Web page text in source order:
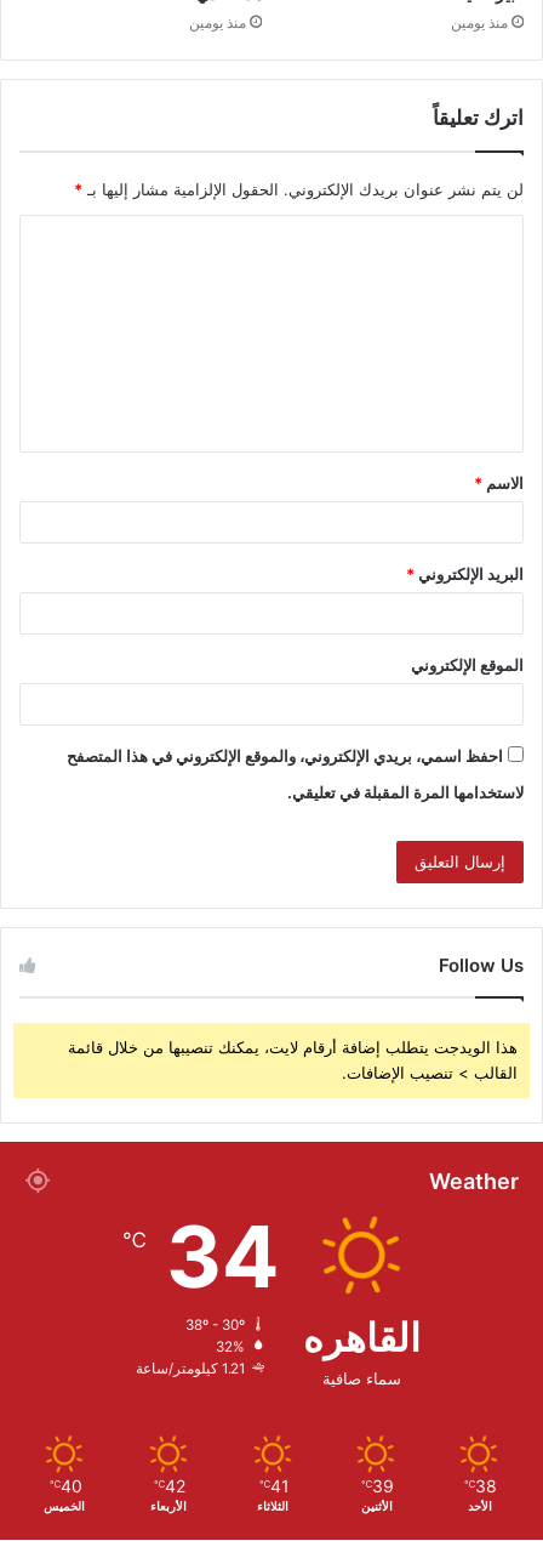
منذ يومين منذ يومين
اترك تعليقاً
لن يتم نشر عنوان بريدك الإلكتروني. الحقول الإلزامية مشار إليها بـ *
الاسم *
البريد الإلكتروني*
الموقع الإلكتروني
احفظ اسمي، بريدي الإلكتروني، والموقع الإلكتروني في هذا المتصفح
لاستخدامها المرة المقبلة في تعليقي.
Follow Us
هذا الويدجت يتطلب إضافة أرقام لايت، يمكنك تنصيبها من خلال قائمة
القالب > تنصيب الإضافات.
Weather
القاهره
سماء صافية
34
℃
32%
1.21 كيلومتر/ساعة
38
℃
الأحد
39
℃
الأثنين
41
℃
الثلاثاء
42
℃
الأربعاء
40
℃
الخميس